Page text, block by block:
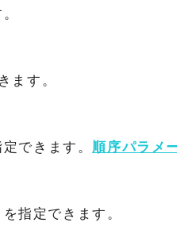
ます。
できます。 順序パラメ
指定できます。